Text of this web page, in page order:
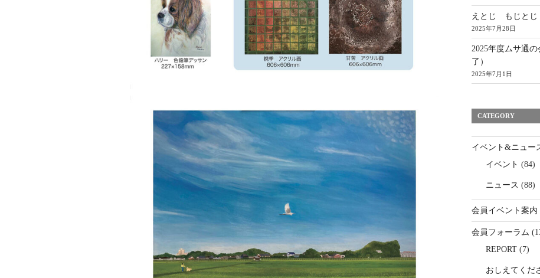
えとじ もじと
2025年7月28日
2025年度ムサ通
了）
2025年7月1日
CATEGORY
イベント&ニュー
イベント (84)
ニュース (88)
会員イベント案内
会員フォーラム
REPORT(7)
おしえてくだ